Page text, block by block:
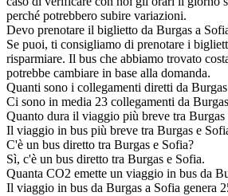
perché potrebbero subire variazioni.
Devo prenotare il biglietto da Burgas a
Se puoi, ti consigliamo di prenotare i
risparmiare. Il bus che abbiamo trovato
potrebbe cambiare in base alla domanda.
Quanti sono i collegamenti diretti da
Ci sono in media 23 collegamenti da
Quanto dura il viaggio più breve tra Burgas
Il viaggio in bus più breve tra Burgas e
C'è un bus diretto tra Burgas e Sofia?
Sì, c'è un bus diretto tra Burgas e Sofia.
Quanta CO2 emette un viaggio in bus da
Il viaggio in bus da Burgas a Sofia genera